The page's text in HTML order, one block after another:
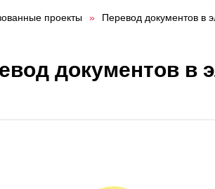
проекты » Перевод документов в
документов в